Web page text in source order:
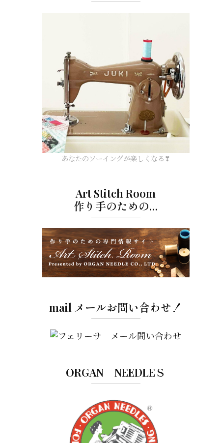
あなたのソーイングが楽しくなる❣
Art Stitch Room
作り手のための…
mail メールお問い合わせ！
ORGAN NEEDLEＳ